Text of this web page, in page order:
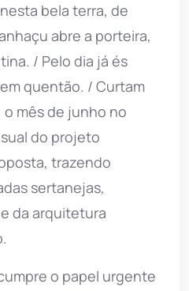
bela terra, de
abre a porteira,
/ Pelo dia já és
quentão. / Curtam
o mês de junho no
do projeto
trazendo
sertanejas,
da arquitetura
o papel urgente